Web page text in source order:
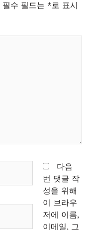
필수 필드는 *로 표시
다음
번 댓글 작
성을 위해
이 브라우
저에 이름,
이메일, 그